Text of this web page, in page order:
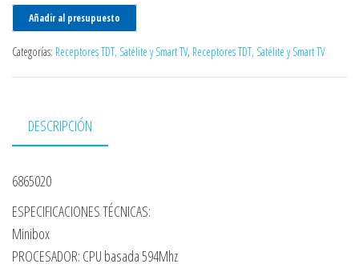
Añadir al presupuesto
Categorías: Receptores TDT, Satélite y Smart TV, Receptores TDT, Satélite y Smart TV
DESCRIPCIÓN
6865020
ESPECIFICACIONES TÉCNICAS:
Minibox
PROCESADOR: CPU basada 594Mhz